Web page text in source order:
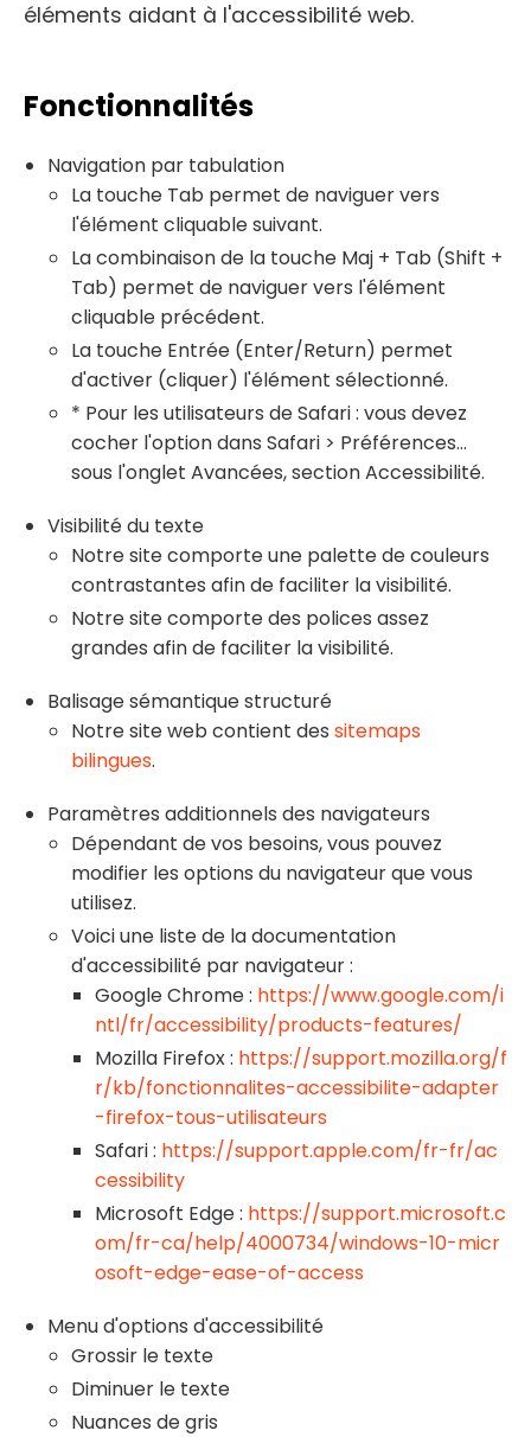
éléments aidant à l'accessibilité web.
Fonctionnalités
Navigation par tabulation
La touche Tab permet de naviguer vers
l'élément cliquable suivant.
La combinaison de la touche Maj + Tab (Shift +
Tab) permet de naviguer vers l'élément
cliquable précédent.
La touche Entrée (Enter/Return) permet
d'activer (cliquer) l'élément sélectionné.
* Pour les utilisateurs de Safari : vous devez
cocher l'option dans Safari > Préférences...
sous l'onglet Avancées, section Accessibilité.
Visibilité du texte
Notre site comporte une palette de couleurs
contrastantes afin de faciliter la visibilité.
Notre site comporte des polices assez
grandes afin de faciliter la visibilité.
Balisage sémantique structuré
Notre site web contient des sitemaps
bilingues.
Paramètres additionnels des navigateurs
Dépendant de vos besoins, vous pouvez
modifier les options du navigateur que vous
utilisez.
Voici une liste de la documentation
d'accessibilité par navigateur :
Google Chrome : https://www.google.com/i
ntl/fr/accessibility/products-features/
Mozilla Firefox : https://support.mozilla.org/f
r/kb/fonctionnalites-accessibilite-adapter
-firefox-tous-utilisateurs
Safari : https://support.apple.com/fr-fr/ac
cessibility
Microsoft Edge : https://support.microsoft.c
om/fr-ca/help/4000734/windows-10-micr
osoft-edge-ease-of-access
Menu d'options d'accessibilité
Grossir le texte
Diminuer le texte
Nuances de gris